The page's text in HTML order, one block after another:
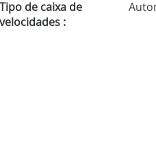
Tipo de caixa de
velocidades :